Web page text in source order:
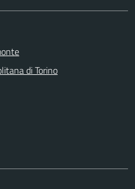
di Torino